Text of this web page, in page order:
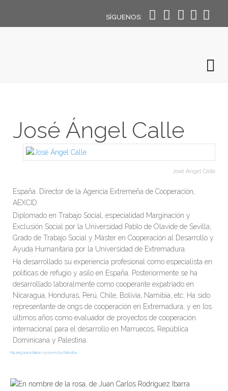
SÍGUENOS:
José Ángel Calle
José Ángel Calle
España. Director de la Agencia Extremeña de Cooperación,
AEXCID
Diplomado en Trabajo Social, especialidad Marginación y
Exclusión Social por la Universidad Pablo de Olavide de Sevilla;
Grado de Trabajo Social y Máster en Cooperación al Desarrollo y
Ayuda Humanitaria por la Universidad de Extremadura.
Ha desarrollado su experiencia profesional como especialista en
políticas de refugio y asilo en España. Posteriormente se ha
desarrollado laboralmente como cooperante expatriado en
Nicaragua, Honduras, Perú, Chile, Bolivia, Namibia, etc. Ha sido
representante de ongs de cooperación en Extremadura, y en los
últimos años como evaluador de proyectos de cooperación
internacional para el desarrollo en Marruecos, República
Dominicana y Palestina.
FaLang translation system by Faboba